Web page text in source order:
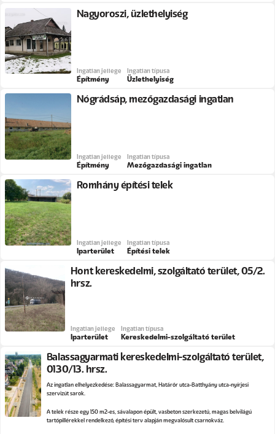
Nagyoroszi, üzlethelyiség
Ingatlan jellege
Építmény
Ingatlan típusa
Üzlethelyiség
Nógrádsáp, mezőgazdasági ingatlan
Ingatlan jellege
Építmény
Ingatlan típusa
Mezőgazdasági ingatlan
Romhány építési telek
Ingatlan jellege
Iparterület
Ingatlan típusa
Építési telek
Hont kereskedelmi, szolgáltató terület, 05/2.
hrsz.
Ingatlan jellege
Iparterület
Ingatlan típusa
Kereskedelmi-szolgáltató terület
Balassagyarmati kereskedelmi-szolgáltató terület,
0130/13. hrsz.
Az ingatlan elhelyezkedése: Balassagyarmat, Határőr utca-Batthyány utca-nyírjesi
szervizút sarok.
A telek része egy 150 m2-es, sávalapon épült, vasbeton szerkezetű, magas belvilágú
tartópillérekkel rendelkező, építési terv alapján megvalósult csarnokváz.